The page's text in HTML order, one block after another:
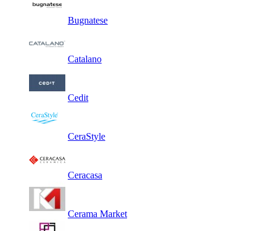
Bugnatese
Catalano
Cedit
CeraStyle
Ceracasa
Cerama Market